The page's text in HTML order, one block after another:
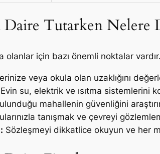
Daire Tutarken Nelere
olanlar için bazı önemli noktalar
veya okula olan uzaklığını
Evin su, elektrik ve ısıtma sistemlerini
mahallenin güvenliğini
tanışmak ve çevreyi
Sözleşmeyi dikkatlice okuyun ve her